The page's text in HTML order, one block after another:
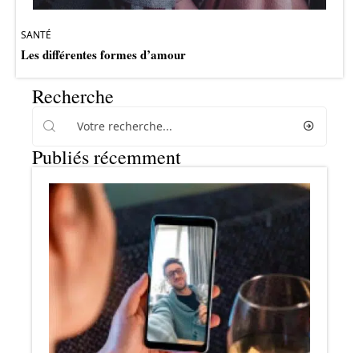
SANTÉ
Les différentes formes d’amour
Recherche
Publiés récemment